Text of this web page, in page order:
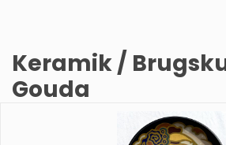
Keramik /
Gouda